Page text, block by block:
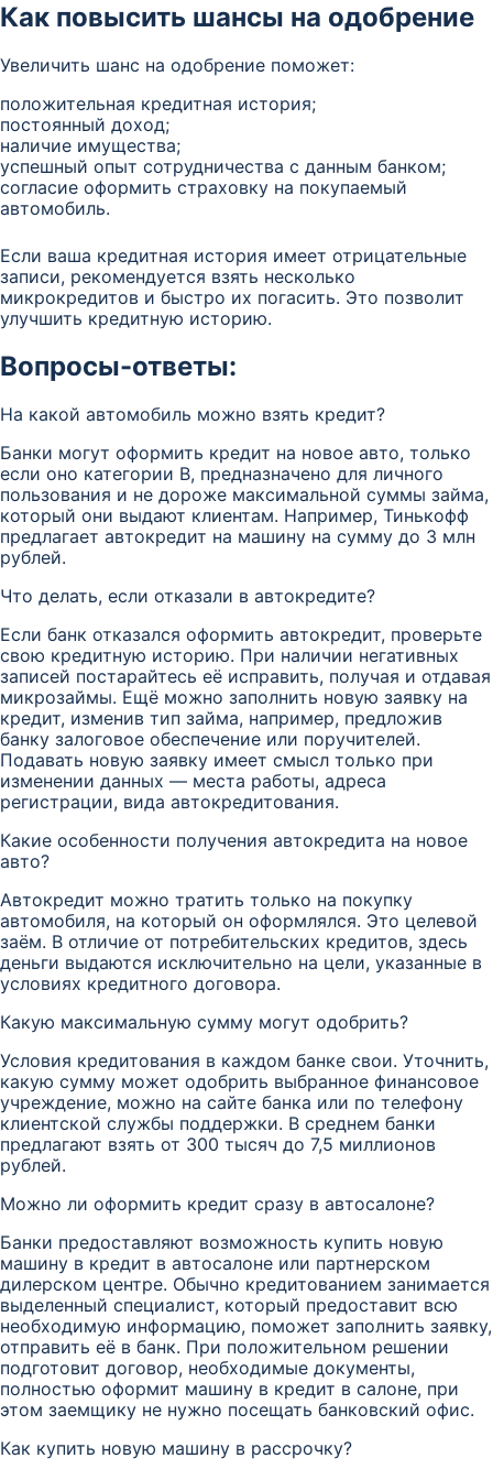
Как повысить шансы на одобрение
Увеличить шанс на одобрение поможет:
положительная кредитная история;
постоянный доход;
наличие имущества;
успешный опыт сотрудничества с данным банком;
согласие оформить страховку на покупаемый
автомобиль.
Если ваша кредитная история имеет отрицательные
записи, рекомендуется взять несколько
микрокредитов и быстро их погасить. Это позволит
улучшить кредитную историю.
Вопросы-ответы:
На какой автомобиль можно взять кредит?
Банки могут оформить кредит на новое авто, только
если оно категории В, предназначено для личного
пользования и не дороже максимальной суммы займа,
который они выдают клиентам. Например, Тинькофф
предлагает автокредит на машину на сумму до 3 млн
рублей.
Что делать, если отказали в автокредите?
Если банк отказался оформить автокредит, проверьте
свою кредитную историю. При наличии негативных
записей постарайтесь её исправить, получая и отдавая
микрозаймы. Ещё можно заполнить новую заявку на
кредит, изменив тип займа, например, предложив
банку залоговое обеспечение или поручителей.
Подавать новую заявку имеет смысл только при
изменении данных — места работы, адреса
регистрации, вида автокредитования.
Какие особенности получения автокредита на новое
авто?
Автокредит можно тратить только на покупку
автомобиля, на который он оформлялся. Это целевой
заём. В отличие от потребительских кредитов, здесь
деньги выдаются исключительно на цели, указанные в
условиях кредитного договора.
Какую максимальную сумму могут одобрить?
Условия кредитования в каждом банке свои. Уточнить,
какую сумму может одобрить выбранное финансовое
учреждение, можно на сайте банка или по телефону
клиентской службы поддержки. В среднем банки
предлагают взять от 300 тысяч до 7,5 миллионов
рублей.
Можно ли оформить кредит сразу в автосалоне?
Банки предоставляют возможность купить новую
машину в кредит в автосалоне или партнерском
дилерском центре. Обычно кредитованием занимается
выделенный специалист, который предоставит всю
необходимую информацию, поможет заполнить заявку,
отправить её в банк. При положительном решении
подготовит договор, необходимые документы,
полностью оформит машину в кредит в салоне, при
этом заемщику не нужно посещать банковский офис.
Как купить новую машину в рассрочку?